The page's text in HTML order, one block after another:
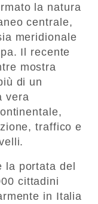
la natura
centrale,
meridionale
Il recente
mostra
di un
vera
traffico e
la portata del
cittadini
in Italia